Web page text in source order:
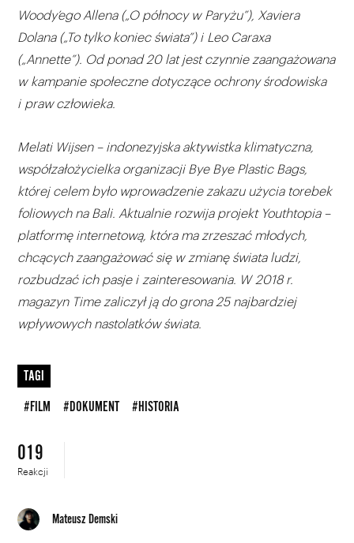
Woody’ego Allena („O północy w Paryżu”), Xaviera
Dolana („To tylko koniec świata”) i Leo Caraxa
(„Annette”). Od ponad 20 lat jest czynnie zaangażowana
w kampanie społeczne dotyczące ochrony środowiska
i praw człowieka.
Melati Wijsen – indonezyjska aktywistka klimatyczna,
współzałożycielka organizacji Bye Bye Plastic Bags,
której celem było wprowadzenie zakazu użycia torebek
foliowych na Bali. Aktualnie rozwija projekt Youthtopia –
platformę internetową, która ma zrzeszać młodych,
chcących zaangażować się w zmianę świata ludzi,
rozbudzać ich pasje i zainteresowania. W 2018 r.
magazyn Time zaliczył ją do grona 25 najbardziej
wpływowych nastolatków świata.
TAGI
#FILM #DOKUMENT #HISTORIA
019
Reakcji
Mateusz Demski